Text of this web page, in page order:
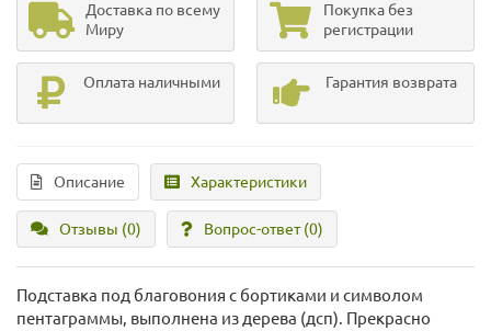
Доставка по всему
Миру
Покупка без
регистрации
Оплата наличными Гарантия возврата
Описание Характеристики
Отзывы (0) Вопрос-ответ(0)
Подставка под благовония с бортиками и символом
пентаграммы, выполнена из дерева (дсп). Прекрасно